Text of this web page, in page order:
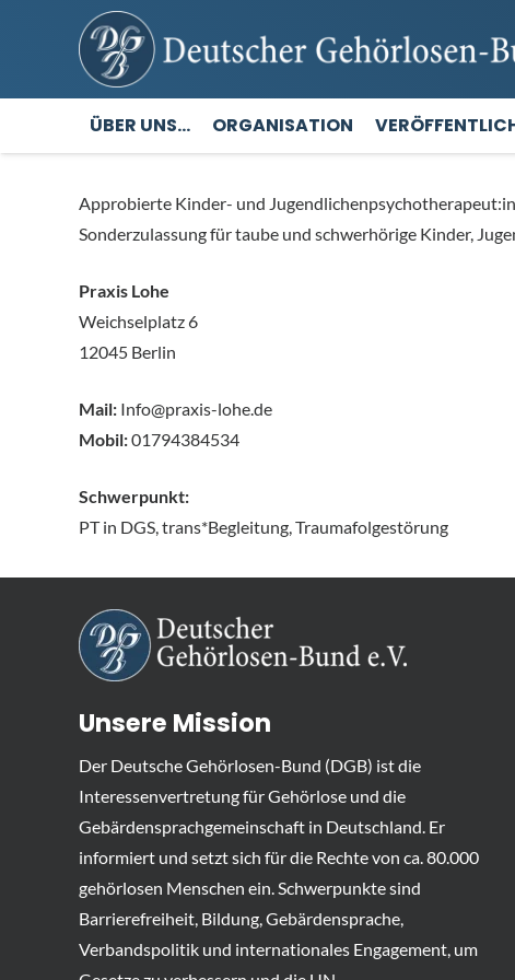
ÜBER UNS… ORGANISATION
Approbierte Kinder- und
Sonderzulassung für taube und schwerhörige Kinder,
Praxis Lohe
Weichselplatz 6
12045 Berlin
Mail: Info@praxis-lohe.de
Mobil:01794384534
Schwerpunkt:
PT in DGS, trans*Begleitung, Traumafolgestörung
Unsere Mission
Der Deutsche Gehörlosen-Bund (DGB) ist die
Interessenvertretung für Gehörlose und die
Gebärdensprachgemeinschaft in Deutschland. Er
informiert und setzt sich für die Rechte von ca. 80.000
gehörlosen Menschen ein. Schwerpunkte sind
Barrierefreiheit, Bildung, Gebärdensprache,
Verbandspolitik und internationales Engagement, um